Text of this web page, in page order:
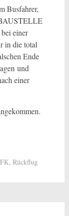
Busfahrer,
einer
in die total
Ende
und
einer
, Rückflug